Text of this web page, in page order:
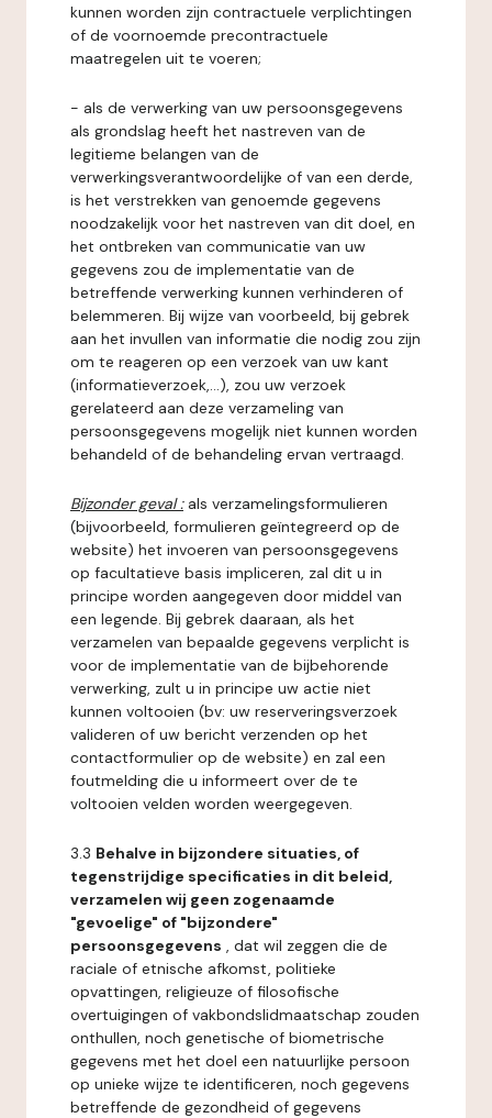
kunnen worden zijn contractuele verplichtingen
of de voornoemde precontractuele
maatregelen uit te voeren;
- als de verwerking van uw persoonsgegevens
als grondslag heeft het nastreven van de
legitieme belangen van de
verwerkingsverantwoordelijke of van een derde,
is het verstrekken van genoemde gegevens
noodzakelijk voor het nastreven van dit doel, en
het ontbreken van communicatie van uw
gegevens zou de implementatie van de
betreffende verwerking kunnen verhinderen of
belemmeren. Bij wijze van voorbeeld, bij gebrek
aan het invullen van informatie die nodig zou zijn
om te reageren op een verzoek van uw kant
(informatieverzoek,...), zou uw verzoek
gerelateerd aan deze verzameling van
persoonsgegevens mogelijk niet kunnen worden
behandeld of de behandeling ervan vertraagd.
Bijzonder geval : als verzamelingsformulieren
(bijvoorbeeld, formulieren geïntegreerd op de
website) het invoeren van persoonsgegevens
op facultatieve basis impliceren, zal dit u in
principe worden aangegeven door middel van
een legende. Bij gebrek daaraan, als het
verzamelen van bepaalde gegevens verplicht is
voor de implementatie van de bijbehorende
verwerking, zult u in principe uw actie niet
kunnen voltooien (bv: uw reserveringsverzoek
valideren of uw bericht verzenden op het
contactformulier op de website) en zal een
foutmelding die u informeert over de te
voltooien velden worden weergegeven.
3.3 Behalve in bijzondere situaties, of
tegenstrijdige specificaties in dit beleid,
verzamelen wij geen zogenaamde
"gevoelige" of "bijzondere"
persoonsgegevens , dat wil zeggen die de
raciale of etnische afkomst, politieke
opvattingen, religieuze of filosofische
overtuigingen of vakbondslidmaatschap zouden
onthullen, noch genetische of biometrische
gegevens met het doel een natuurlijke persoon
op unieke wijze te identificeren, noch gegevens
betreffende de gezondheid of gegevens